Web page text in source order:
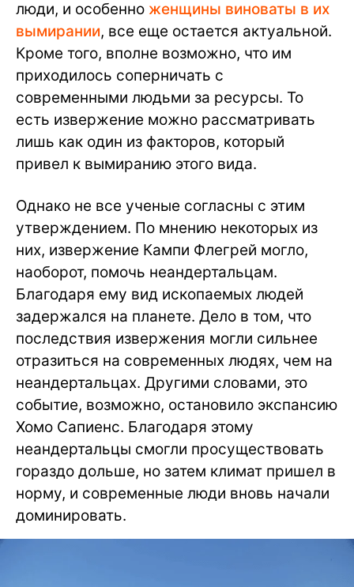
люди, и особенно женщины виноваты в их
вымирании, все еще остается актуальной.
Кроме того, вполне возможно, что им
приходилось соперничать с
современными людьми за ресурсы. То
есть извержение можно рассматривать
лишь как один из факторов, который
привел к вымиранию этого вида.
Однако не все ученые согласны с этим
утверждением. По мнению некоторых из
них, извержение Кампи Флегрей могло,
наоборот, помочь неандертальцам.
Благодаря ему вид ископаемых людей
задержался на планете. Дело в том, что
последствия извержения могли сильнее
отразиться на современных людях, чем на
неандертальцах. Другими словами, это
событие, возможно, остановило экспансию
Хомо Сапиенс. Благодаря этому
неандертальцы смогли просуществовать
гораздо дольше, но затем климат пришел в
норму, и современные люди вновь начали
доминировать.